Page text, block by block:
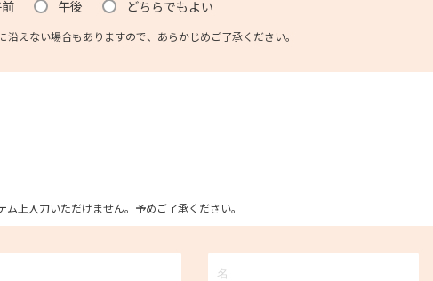
午後 どちらでもよい
沿えない場合もありますので、あらかじめご了承ください。
上入力いただけません。予めご了承ください。